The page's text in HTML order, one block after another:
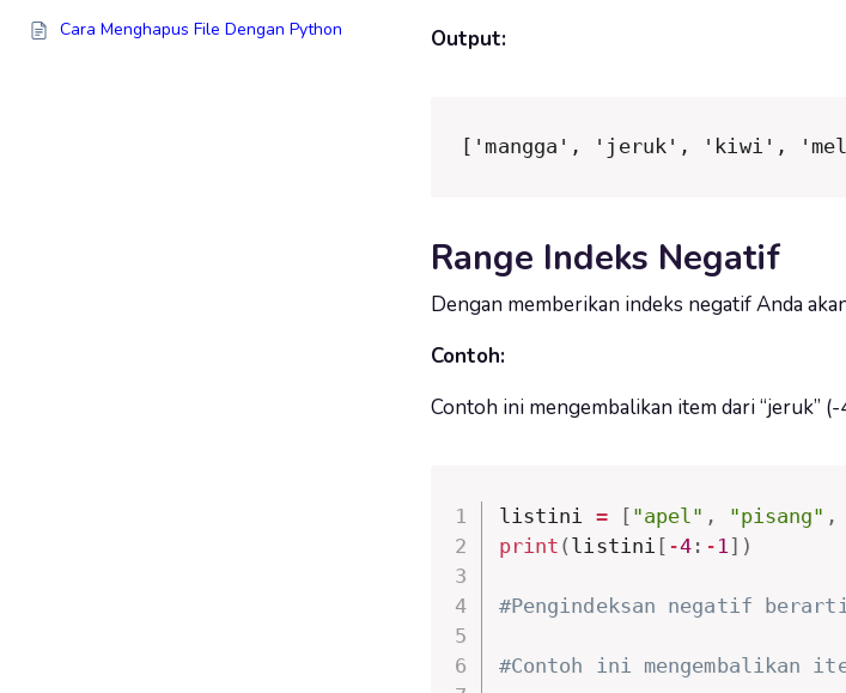
Cara Menghapus File Dengan Python Output:
['mangga', 'jeruk', 'kiwi',
Range Indeks Negatif
Dengan memberikan indeks negatif Anda
Contoh:
Contoh ini mengembalikan item dari “jeruk”
listini = [ "apel" , "pisang" ,
print ( listini [ -4 : - 1 ] )
#Pengindeksan negatif
#Contoh ini mengembalikan